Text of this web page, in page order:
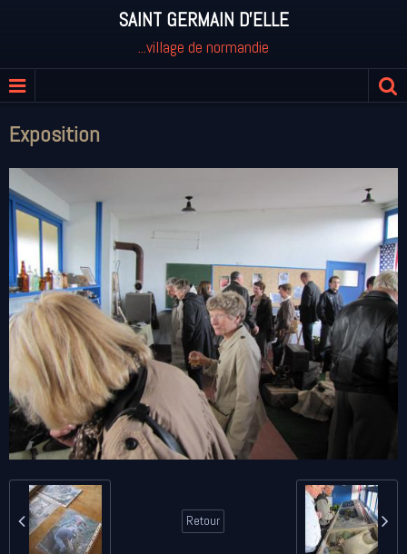
SAINT GERMAIN D'ELLE
...village de normandie
Exposition
Retour